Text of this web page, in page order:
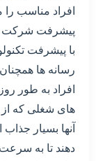
افراد مناسب
پیشرفت شرکت
با پیشرفت
رسانه ها
افراد به طور
های شغلی که از
آنها بسیار
دهند تا به